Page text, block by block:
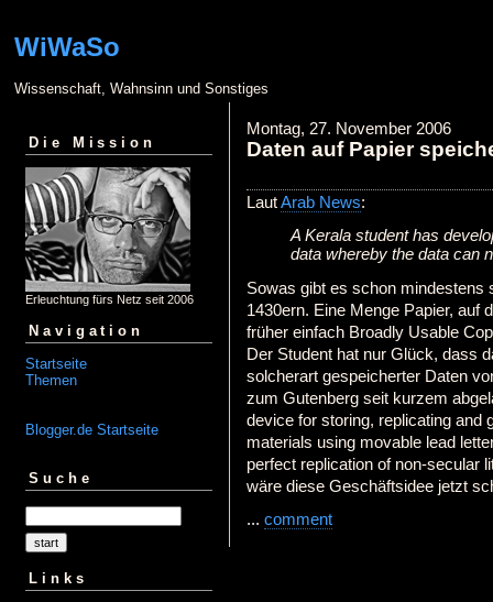
WiWaSo
Wissenschaft, Wahnsinn und Sonstiges
Die Mission
Erleuchtung fürs Netz seit 2006
Navigation
Startseite
Themen
Blogger.de Startseite
Suche
Links
Montag, 27. November 2006
Daten auf Papier
LautArab News:
A Kerala student has
data whereby the data can
Sowas gibt es schon mindestens
1430ern. Eine Menge Papier, auf
früher einfach Broadly Usable
Der Student hat nur Glück, dass
solcherart gespeicherter Daten
zum Gutenberg seit kurzem
device for storing, replicating and
materials using movable lead
perfect replication of non-secular
wäre diese Geschäftsidee jetzt
... comment